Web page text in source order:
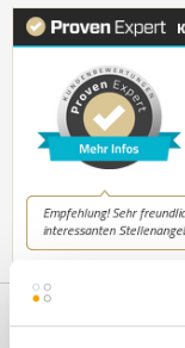
Netzwerk-